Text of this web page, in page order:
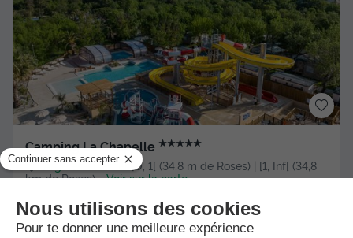
Camping La Chapelle ★★★★★
Argelès-sur-mer ]0, 1[ (34,8 m de Roses) | [1, Inf[ (34,8
km de Roses)-Voir sur la carte
Avis TripAdvisor
910 avis
Avis clients
8.5/10